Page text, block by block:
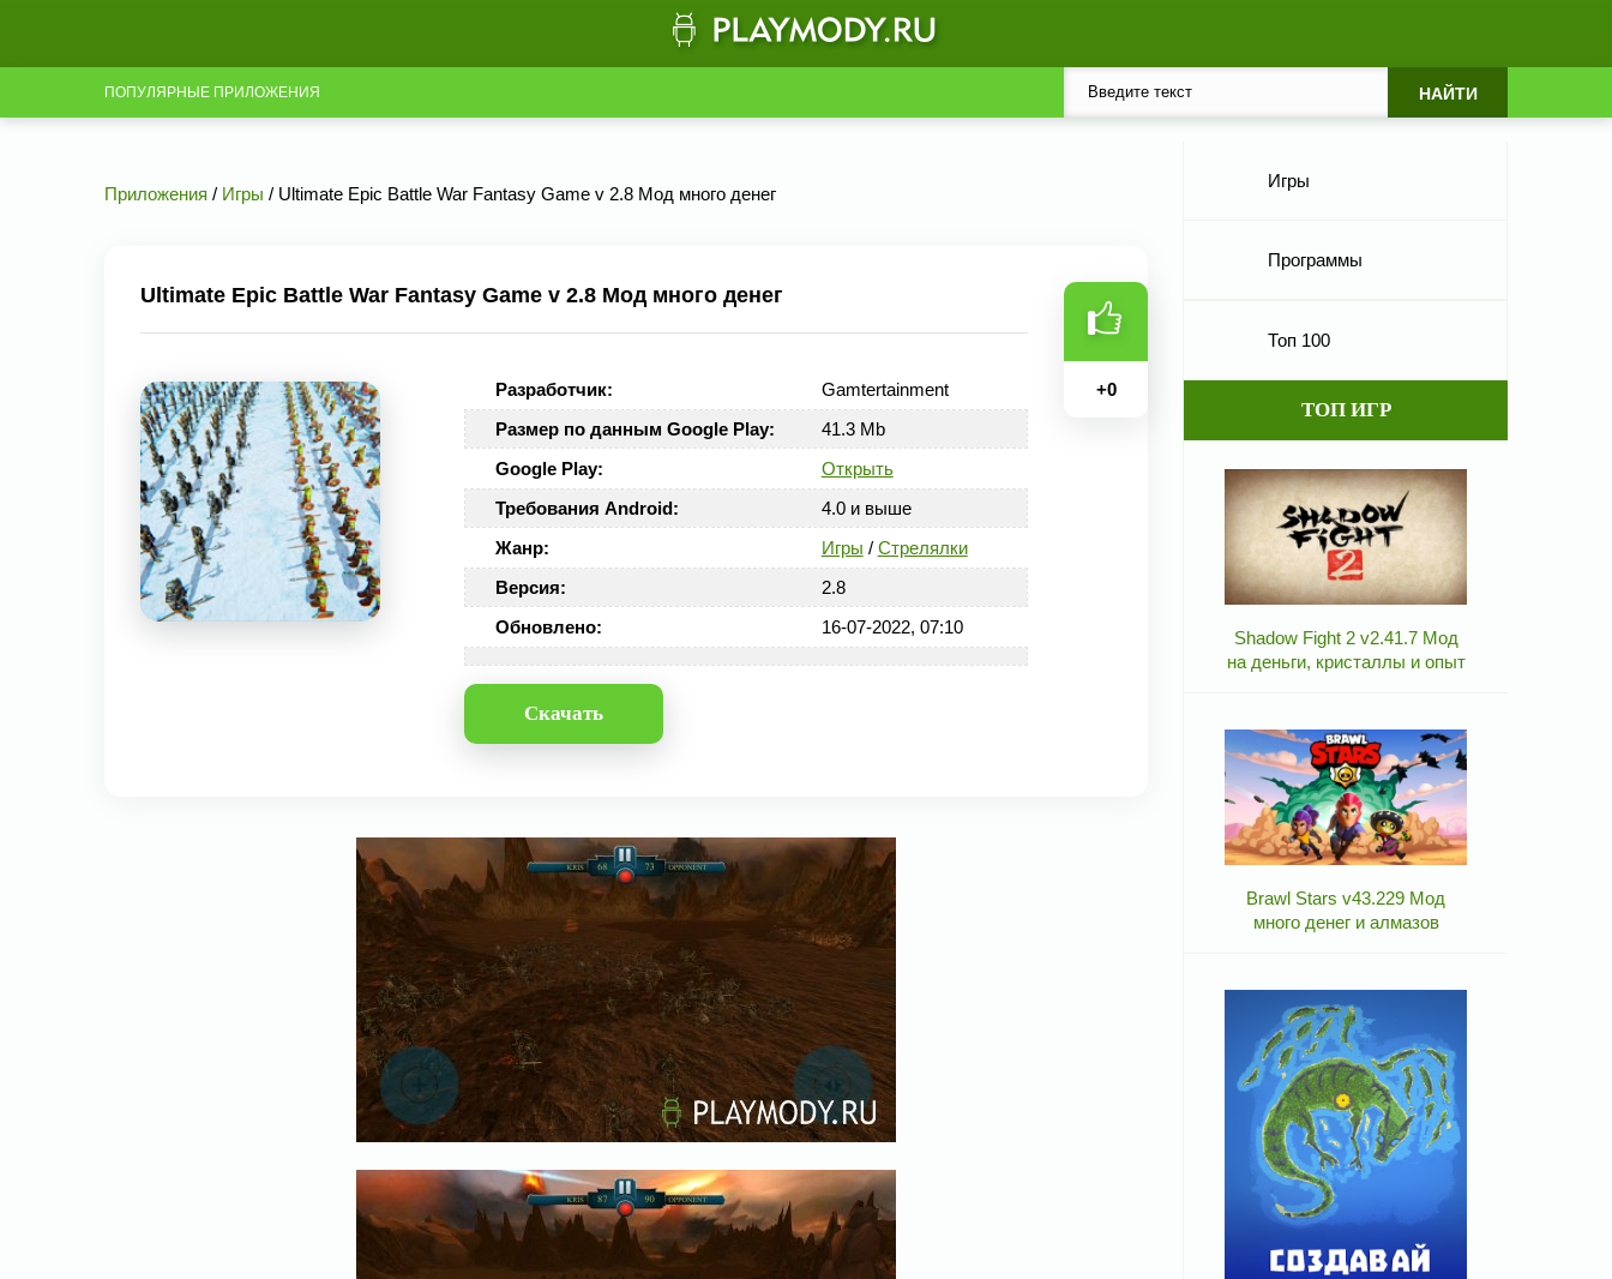
ПОПУЛЯРНЫЕ ПРИЛОЖЕНИЯ
Приложения / Игры / Ultimate Epic Battle War Fantasy Game v 2.8 Мод много денег
Ultimate Epic Battle War Fantasy Game v 2.8 Мод много денег
Разработчик:
Gamtertainment
Размер по данным Google Play:
41.3 Mb
Google Play:
Открыть
Требования Android:
4.0 и выше
Жанр:
Игры / Стрелялки
Версия:
2.8
Обновлено:
16-07-2022, 07:10
Скачать
+0
Игры
Программы
Топ 100
ТОП ИГР
Shadow Fight 2 v2.41.7 Мод
на деньги, кристаллы и опыт
Brawl Stars v43.229 Мод
много денег и алмазов